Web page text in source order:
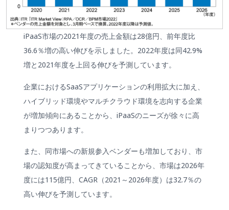
iPaaS市場の2021年度の売上金額は28億円、前年度比
36.6％増の高い伸びを示しました。2022年度は同42.9%
増と2021年度を上回る伸びを予測しています。
企業におけるSaaSアプリケーションの利用拡大に加え、
ハイブリッド環境やマルチクラウド環境を志向する企業
が増加傾向にあることから、iPaaSのニーズが徐々に高
まりつつあります。
また、同市場への新規参入ベンダーも増加しており、市
場の認知度が高まってきていることから、市場は2026年
度には115億円、CAGR（2021～2026年度）は32.7％の
高い伸びを予測しています。